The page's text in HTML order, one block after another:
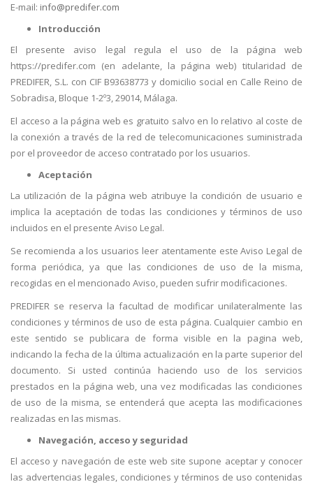
E-mail: info@predifer.com
Introducción
El presente aviso legal regula el uso de la página web
https://predifer.com (en adelante, la página web) titularidad de
PREDIFER, S.L. con CIF B93638773 y domicilio social en Calle Reino de
Sobradisa, Bloque 1-2º3, 29014, Málaga.
El acceso a la página web es gratuito salvo en lo relativo al coste de
la conexión a través de la red de telecomunicaciones suministrada
por el proveedor de acceso contratado por los usuarios.
Aceptación
La utilización de la página web atribuye la condición de usuario e
implica la aceptación de todas las condiciones y términos de uso
incluidos en el presente Aviso Legal.
Se recomienda a los usuarios leer atentamente este Aviso Legal de
forma periódica, ya que las condiciones de uso de la misma,
recogidas en el mencionado Aviso, pueden sufrir modificaciones.
PREDIFER se reserva la facultad de modificar unilateralmente las
condiciones y términos de uso de esta página. Cualquier cambio en
este sentido se publicara de forma visible en la pagina web,
indicando la fecha de la última actualización en la parte superior del
documento. Si usted continúa haciendo uso de los servicios
prestados en la página web, una vez modificadas las condiciones
de uso de la misma, se entenderá que acepta las modificaciones
realizadas en las mismas.
Navegación, acceso y seguridad
El acceso y navegación de este web site supone aceptar y conocer
las advertencias legales, condiciones y términos de uso contenidas